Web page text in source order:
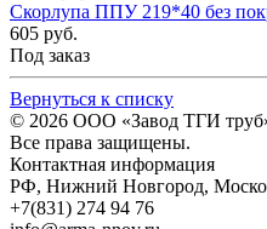
Скорлупа ППУ 219*40 без
605 руб.
Под заказ
Вернуться к списку
© 2026 ООО «Завод ТГИ
Все права защищены.
Контактная информация
РФ, Нижний Новгород,
+7(831) 274 94 76